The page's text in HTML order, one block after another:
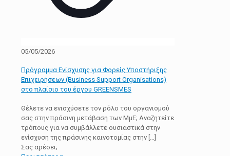
05/05/2026
Πρόγραμμα Eνίσχυσης για Φορείς Υποστήριξης
Επιχειρήσεων (Business Support Organisations)
στο πλαίσιο του έργου GREENSMES
Θέλετε να ενισχύσετε τον ρόλο του οργανισμού
σας στην πράσινη μετάβαση των ΜμΕ; Αναζητείτε
τρόπους για να συμβάλλετε ουσιαστικά στην
ενίσχυση της πράσινης καινοτομίας στην […]
Σας αρέσει;